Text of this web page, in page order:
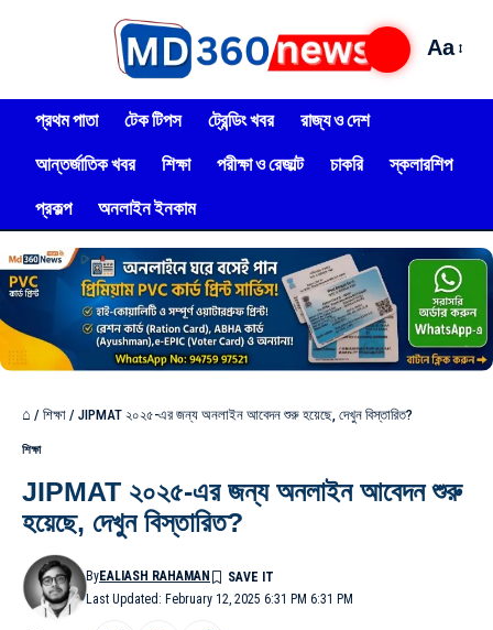
Aa
প্রথম পাতা টেক টিপস ট্রেন্ডিং খবর
রাজ্য ও দেশ
আন্তর্জাতিক খবর
শিক্ষা পরীক্ষা ও রেজাল্ট চাকরি
স্কলারশিপ
প্রকল্প
অনলাইন ইনকাম
⌂ / শিক্ষা / JIPMAT ২০২৫-এর জন্য অনলাইন আবেদন শুরু হয়েছে, দেখুন বিস্তারিত?
শিক্ষা
JIPMAT ২০২৫-এর জন্য অনলাইন আবেদন শুরু
হয়েছে, দেখুন বিস্তারিত?
Last Updated: February 12, 2025 6:31 PM 6:31 PM
ByEALIASH RAHAMAN